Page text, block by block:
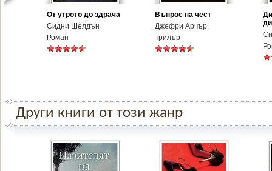
От утрото до здрача
Сидни Шелдън
Роман
Въпрос на чест
Джефри Арчър
Трилър
Други книги от този жанр